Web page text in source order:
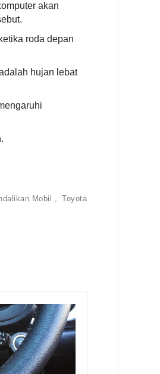
akan
roda depan
hujan lebat
Mobil
Toyota